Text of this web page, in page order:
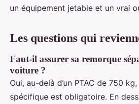
un équipement jetable et un vrai
Les questions qui
Faut-il assurer sa remorque
voiture ?
Oui, au-delà d’un PTAC de 750
spécifique est obligatoire. En